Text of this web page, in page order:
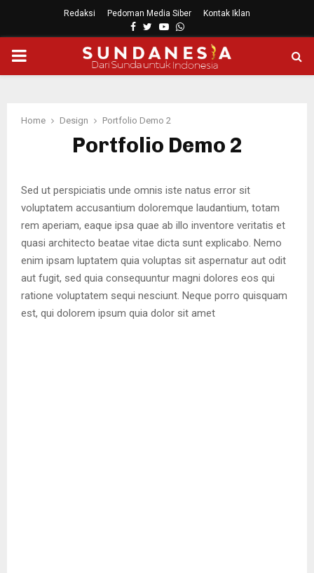
Redaksi Pedoman Media Siber Kontak Iklan
Facebook
TwitterYoutubeWhatsapp
PRIMARY
Home Design Portfolio Demo 2
Portfolio Demo 2
Sed ut perspiciatis unde omnis iste natus error sit
voluptatem accusantium doloremque laudantium, totam
rem aperiam, eaque ipsa quae ab illo inventore veritatis et
quasi architecto beatae vitae dicta sunt explicabo. Nemo
enim ipsam luptatem quia voluptas sit aspernatur aut odit
aut fugit, sed quia consequuntur magni dolores eos qui
ratione voluptatem sequi nesciunt. Neque porro quisquam
est, qui dolorem ipsum quia dolor sit amet